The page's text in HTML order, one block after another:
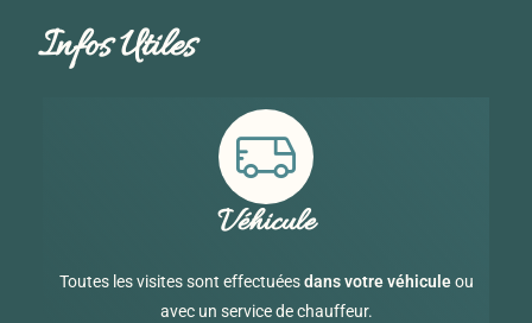
Infos Utiles
Véhicule
Toutes les visites sont effectuéesdans votre véhiculeou
avec un service de chauffeur.